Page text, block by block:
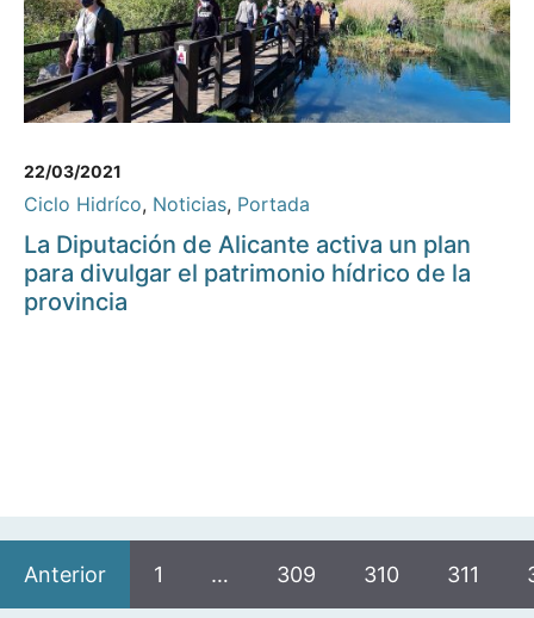
22/03/2021
Ciclo Hidríco, Noticias, Portada
La Diputación de Alicante activa un plan
para divulgar el patrimonio hídrico de la
provincia
Anterior 1 … 309 310 311